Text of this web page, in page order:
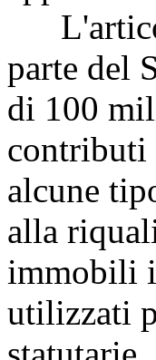
parte del
di 100
contributi
alcune
alla
immobili
utilizzati